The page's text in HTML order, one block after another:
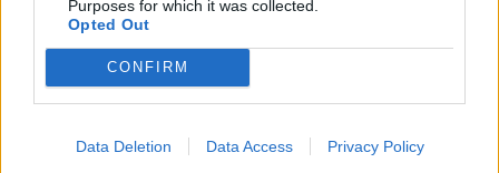
Purposes for which it was collected.
Opted Out
CONFIRM
Data Deletion Data Access Privacy Policy
3.476 euro
2020-12-04
GARANZIA DEL FONDO A VALERE SULLA SEZIONE
DEL 17 MARZO 2020 N. 18
Banca del Mezzogiorno MedioCredito Centrale S.p.A.